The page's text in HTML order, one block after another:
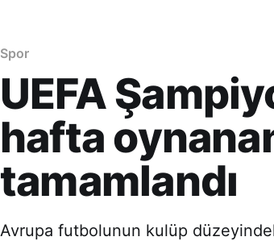
Spor
UEFA
hafta
tamamlandı
Avrupa futbolunun kulüp